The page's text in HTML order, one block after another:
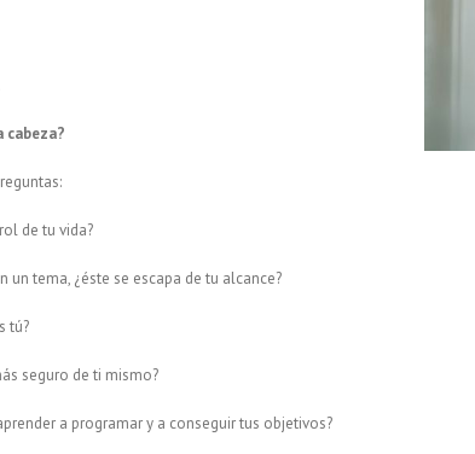
cabeza?
de tu vida?
tema, ¿éste se escapa de tu alcance?
tú?
seguro de ti mismo?
a programar y a conseguir tus objetivos?